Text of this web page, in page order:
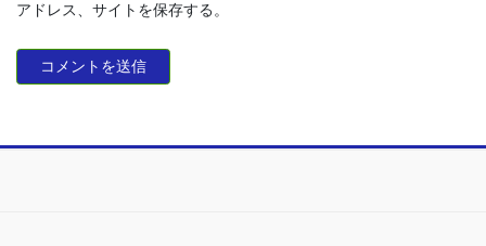
アドレス、サイトを保存する。